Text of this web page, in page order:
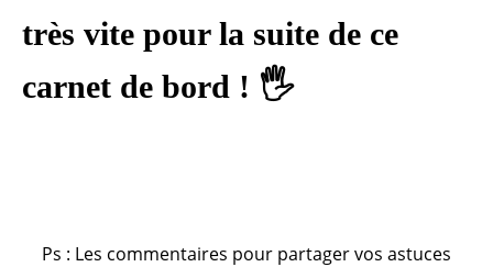
très vite pour la suite de ce
carnet de bord ! 🖐️
Ps : Les commentaires pour partager vos astuces